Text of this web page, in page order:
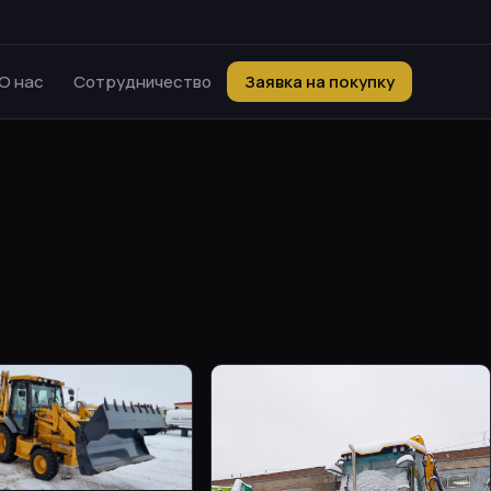
нас Сотрудничество Заявка на покупку